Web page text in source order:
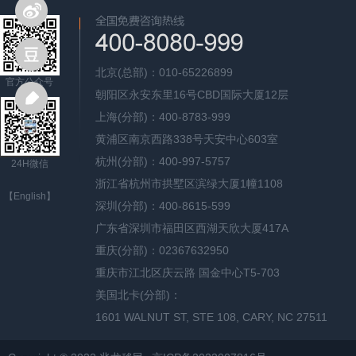
官方公众号
24H微信
【English】
北京(总部)：010-65226899
朝阳区永安东里16号CBD国际大厦12层
上海(分部)：400-8783-999
黄浦区南京西路338号天安中心603室
杭州(分部)：400-997-5757
浙江省杭州市拱墅区滨绿大厦1幢1108
深圳(分部)：400-8615-599
广东省深圳市福田区西湖天欣大厦417A
重庆(分部)：02367632950
重庆市江北区庆云路 国金中心T5-703
美国北卡(分部)：
1601 WALNUT ST, STE 108, CARY, NC 27511